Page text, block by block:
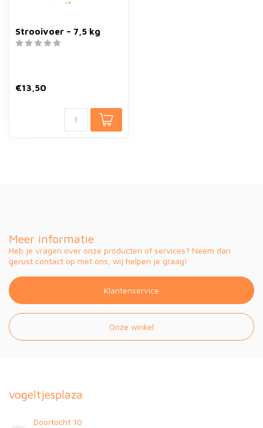
Strooivoer – 7,5 kg
€13,50
Meer informatie
Heb je vragen over onze producten of services? Neem dan
gerust contact op met ons, wij helpen je graag!
Klantenservice
Onze winkel
vogeltjesplaza
Doortocht 10